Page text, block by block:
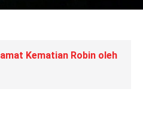
Kematian Robin oleh